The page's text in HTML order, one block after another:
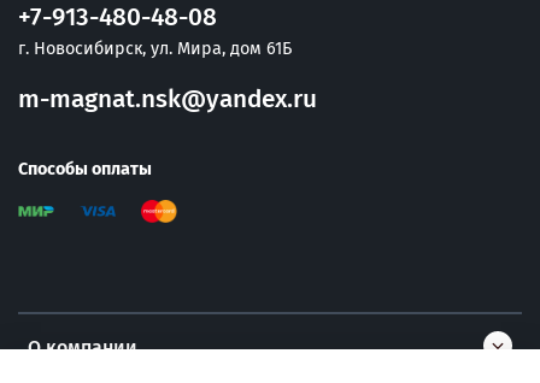
О компании
+7-913-480-48-08
г. Новосибирск, ул. Мира, дом 61Б
m-magnat.nsk@yandex.ru
Способы оплаты